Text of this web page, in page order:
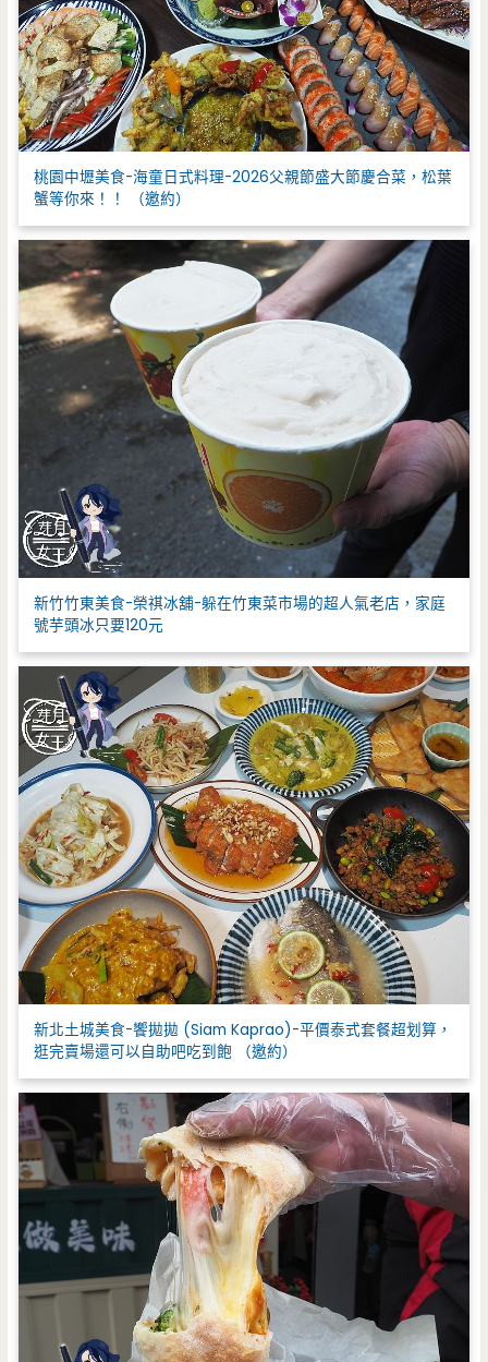
桃園中壢美食-海童日式料理-2026父親節盛大節慶合菜，松葉
蟹等你來！！ （邀約）
新竹竹東美食-榮祺冰舖-躲在竹東菜市場的超人氣老店，家庭
號芋頭冰只要120元
新北土城美食-饗拋拋 (Siam Kaprao)-平價泰式套餐超划算，
逛完賣場還可以自助吧吃到飽 （邀約）